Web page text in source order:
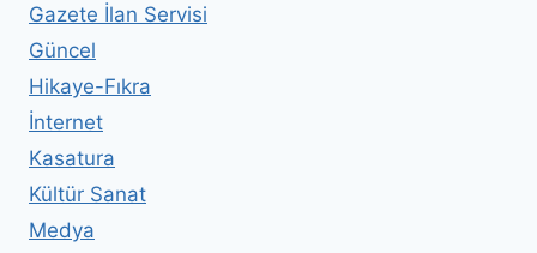
Gazete İlan Servisi
Güncel
Hikaye-Fıkra
İnternet
Kasatura
Kültür Sanat
Medya